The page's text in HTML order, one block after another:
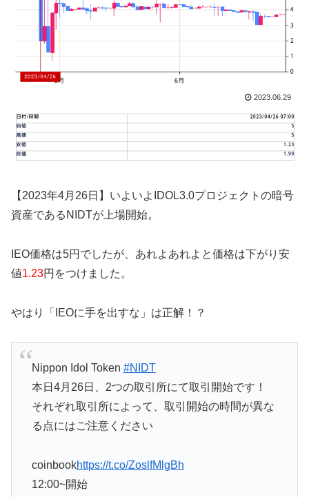
2023.06.29
【2023年4月26日】いよいよIDOL3.0プロジェクトの暗号
資産であるNIDTが上場開始。
IEO価格は5円でしたが、あれよあれよと価格は下がり安
値1.23円をつけました。
やはり「IEOに手を出すな」は正解！？
Nippon Idol Token #NIDT
本日4月26日、2つの取引所にて取引開始です！
それぞれ取引所によって、取引開始の時間が異な
る点にはご注意ください
coinbookhttps://t.co/ZoslfMlgBh
12:00~開始